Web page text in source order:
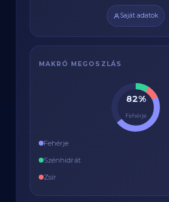
Saját adatok
MAKRÓ MEGOSZLÁS
82%
Fehérje
Fehérje
Szénhidrát
Zsír